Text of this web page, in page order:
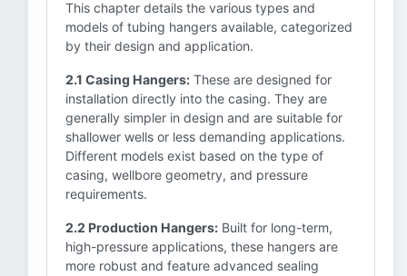
This chapter details the various types and
models of tubing hangers available, categorized
by their design and application.
2.1 Casing Hangers: These are designed for
installation directly into the casing. They are
generally simpler in design and are suitable for
shallower wells or less demanding applications.
Different models exist based on the type of
casing, wellbore geometry, and pressure
requirements.
2.2 Production Hangers: Built for long-term,
high-pressure applications, these hangers are
more robust and feature advanced sealing